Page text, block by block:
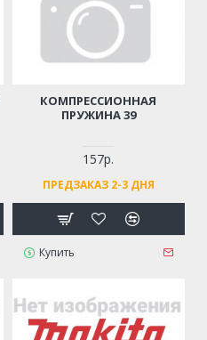
КОМПРЕССИОННАЯ
ПРУЖИНА 39
157р.
ПРЕДЗАКАЗ 2-3 ДНЯ
Купить